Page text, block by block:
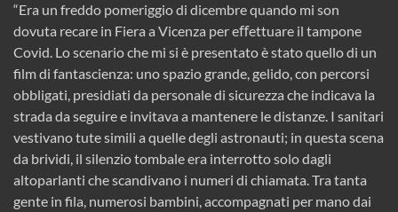
“Era un freddo pomeriggio di dicembre quando mi son
dovuta recare in Fiera a Vicenza per eﬀettuare il tampone
Covid. Lo scenario che mi si è presentato è stato quello di un
film di fantascienza: uno spazio grande, gelido, con percorsi
obbligati, presidiati da personale di sicurezza che indicava la
strada da seguire e invitava a mantenere le distanze. I sanitari
vestivano tute simili a quelle degli astronauti; in questa scena
da brividi, il silenzio tombale era interrotto solo dagli
altoparlanti che scandivano i numeri di chiamata. Tra tanta
gente in fila, numerosi bambini, accompagnati per mano dai